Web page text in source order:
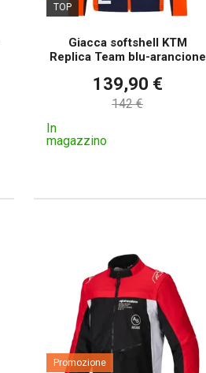
TOP
Giacca softshell KTM
Replica Team blu-arancione
139,90 €
142 €
In
magazzino
Promozione